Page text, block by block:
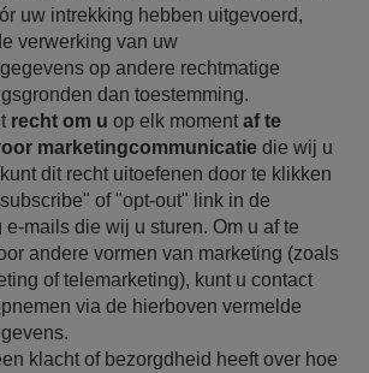
uw intrekking hebben uitgevoerd,
verwerking van uw
op andere rechtmatige
dan toestemming.
recht om u op elk moment af te
marketingcommunicatie die wij u
dit recht uitoefenen door te klikken
of "opt-out" link in de
e-mails die wij u sturen. Om u af te
andere vormen van marketing (zoals
of telemarketing), kunt u contact
via de hierboven vermelde
klacht of bezorgdheid heeft over hoe